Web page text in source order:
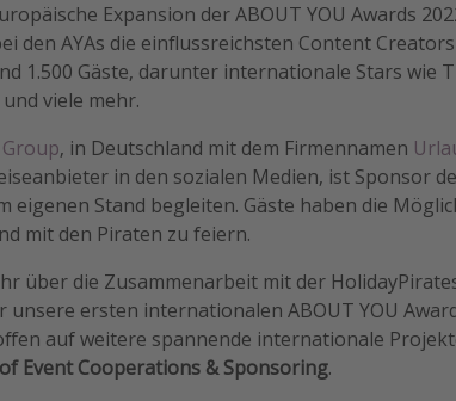
Expansion der ABOUT YOU Awards
den AYAs die einflussreichsten Content
1.500 Gäste, darunter internationale Stars wie
viele mehr.
, in Deutschland mit dem Firmennamen
in den sozialen Medien, ist Sponsor
eigenen Stand begleiten. Gäste haben die
mit den Piraten zu feiern.
über die Zusammenarbeit mit der
ersten internationalen ABOUT YOU
auf weitere spannende internationale
Event Cooperations & Sponsoring.